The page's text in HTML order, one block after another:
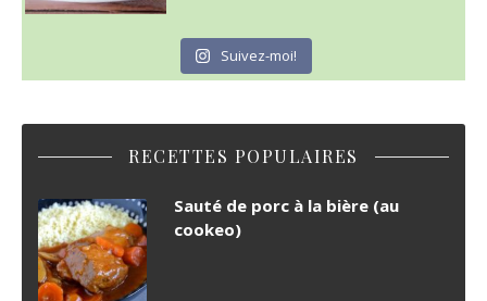
Suivez-moi!
RECETTES POPULAIRES
Sauté de porc à la bière (au
cookeo)